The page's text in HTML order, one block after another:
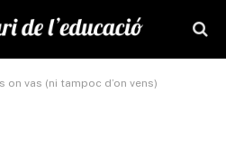
vas (ni tampoc d’on vens)